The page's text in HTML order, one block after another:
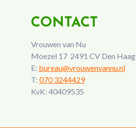
CONTACT
Vrouwen van Nu
Moezel 17 2491 CV Den Haag
E: bureau@vrouwenvannu.nl
T: 070 3244429
KvK: 40409535